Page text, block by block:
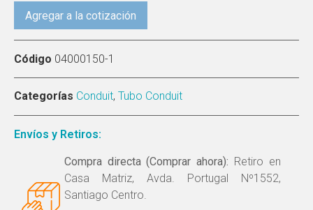
Agregar a la cotización
Código 04000150-1
Categorías Conduit, Tubo Conduit
Envíos y Retiros:
Compra directa (Comprar ahora): Retiro en
Casa Matriz, Avda. Portugal Nº1552,
Santiago Centro.